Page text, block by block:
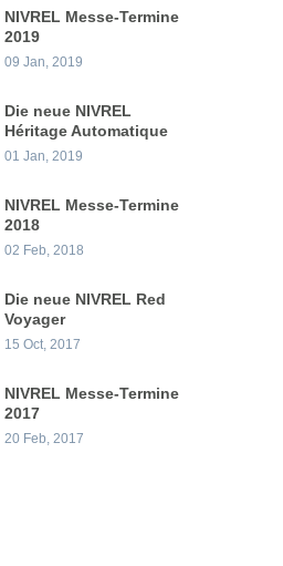
NIVREL Messe-Termine
2019
09 Jan, 2019
Die neue NIVREL
Héritage Automatique
01 Jan, 2019
NIVREL Messe-Termine
2018
02 Feb, 2018
Die neue NIVREL Red
Voyager
15 Oct, 2017
NIVREL Messe-Termine
2017
20 Feb, 2017